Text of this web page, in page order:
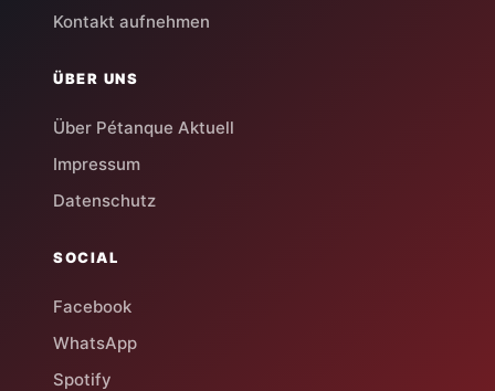
Kontakt aufnehmen
ÜBER UNS
Über Pétanque Aktuell
Impressum
Datenschutz
SOCIAL
Facebook
WhatsApp
Spotify